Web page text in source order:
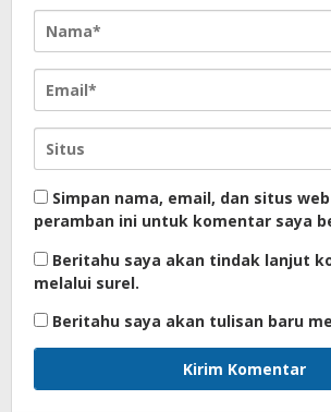
Simpan nama, email, dan situs
peramban ini untuk komentar saya
Beritahu saya akan tindak lanjut
melalui surel.
Beritahu saya akan tulisan baru